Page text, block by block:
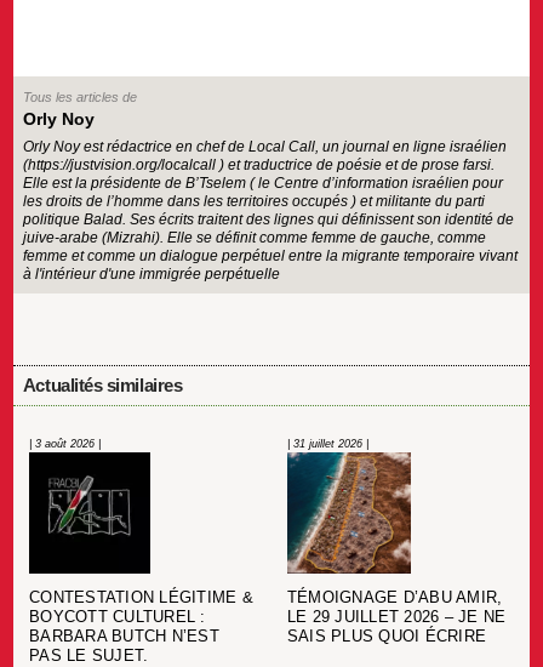
Tous les articles de
Orly Noy
Orly Noy est rédactrice en chef de Local Call, un journal en ligne israélien
(https://justvision.org/localcall ) et traductrice de poésie et de prose farsi.
Elle est la présidente de B’Tselem ( le Centre d’information israélien pour
les droits de l’homme dans les territoires occupés ) et militante du parti
politique Balad. Ses écrits traitent des lignes qui définissent son identité de
juive-arabe (Mizrahi). Elle se définit comme femme de gauche, comme
femme et comme un dialogue perpétuel entre la migrante temporaire vivant
à l'intérieur d'une immigrée perpétuelle
Actualités similaires
| 3 août 2026 |
CONTESTATION LÉGITIME &
BOYCOTT CULTUREL :
BARBARA BUTCH N’EST
PAS LE SUJET.
| 31 juillet 2026 |
TÉMOIGNAGE D’ABU AMIR,
LE 29 JUILLET 2026 – JE NE
SAIS PLUS QUOI ÉCRIRE